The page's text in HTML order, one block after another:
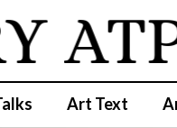
ATP
Art Text